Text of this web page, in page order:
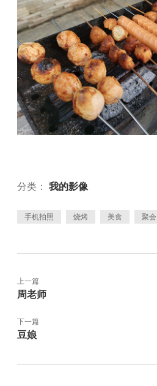
分类： 我的影像
手机拍照 烧烤 美食 聚会
上一篇
周老师
下一篇
豆娘